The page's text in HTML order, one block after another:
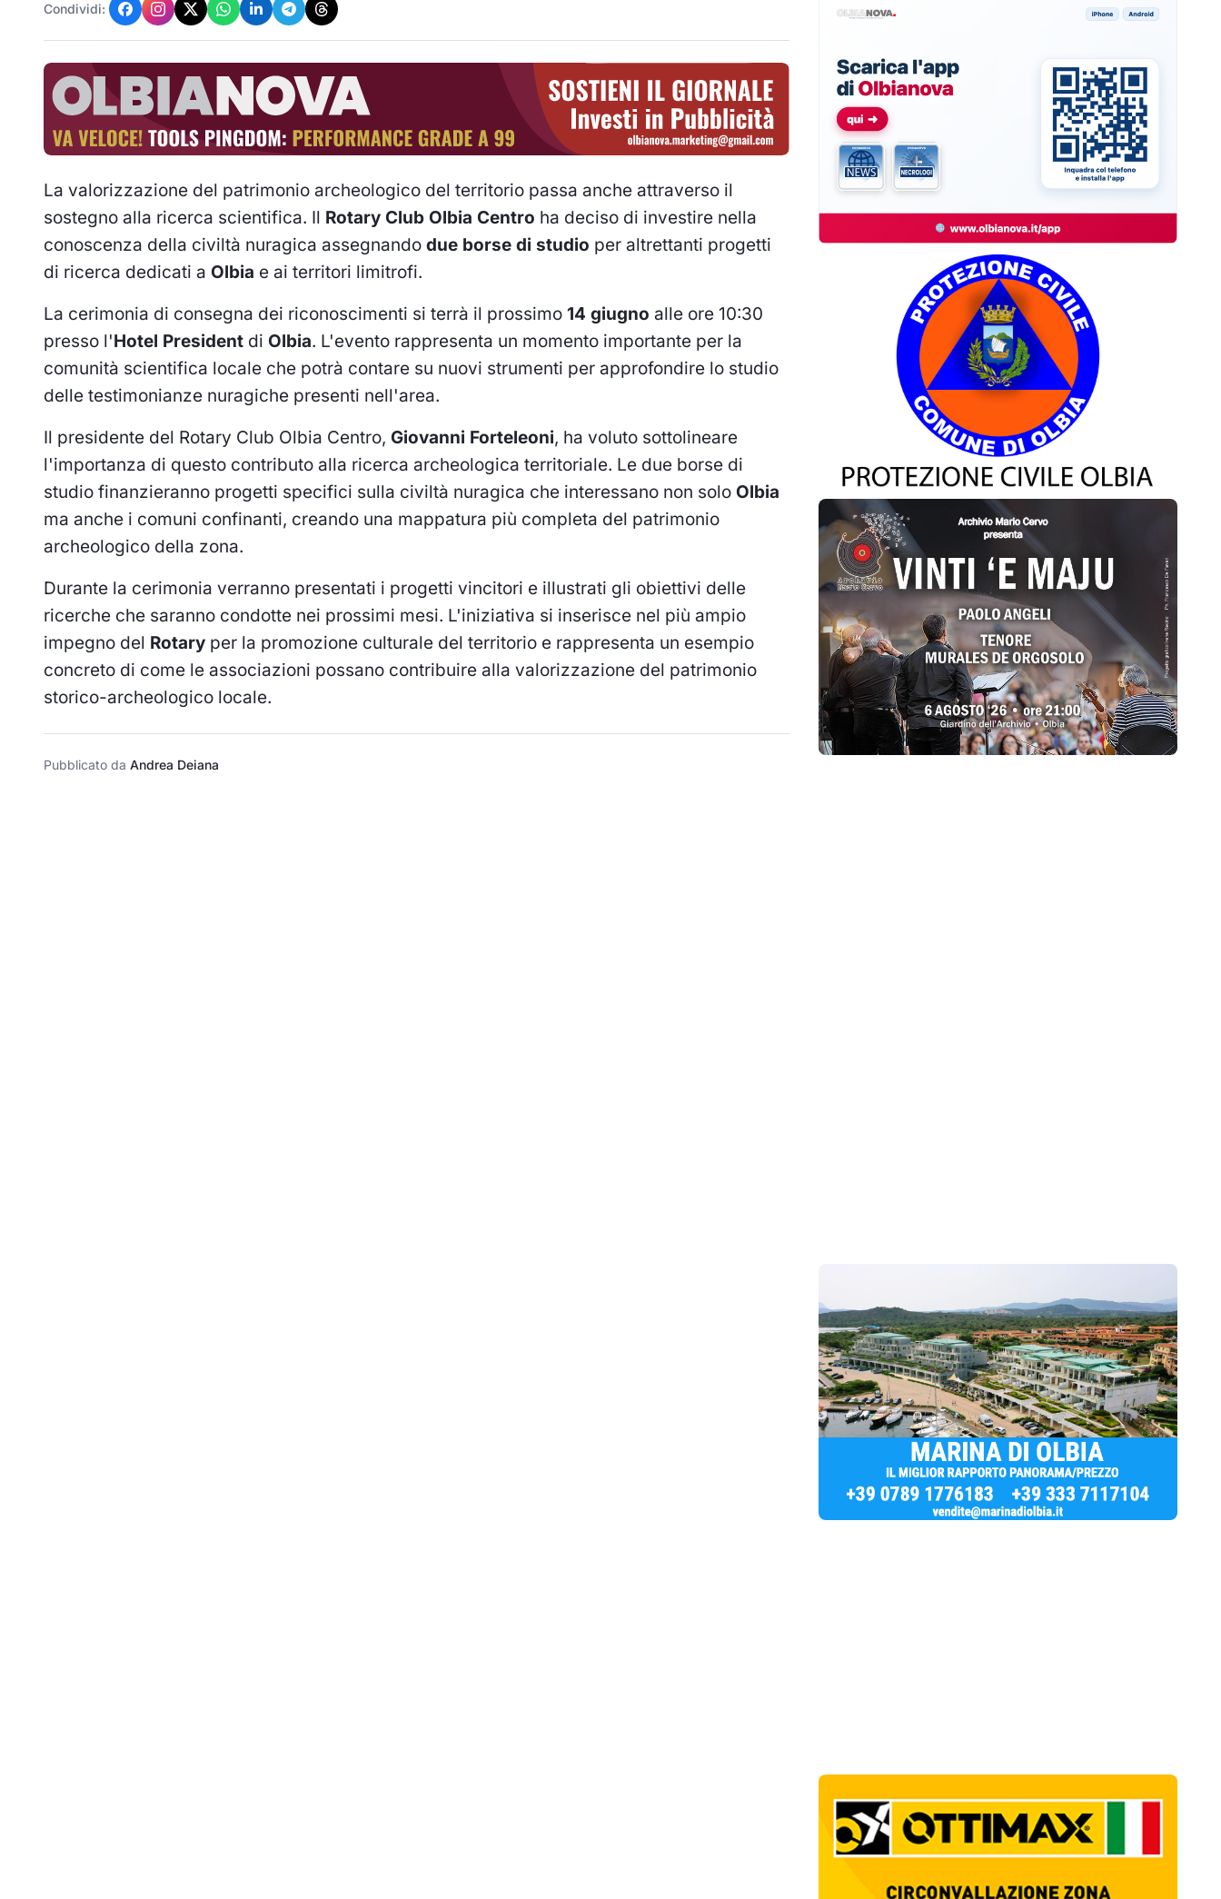
Condividi:
La valorizzazione del patrimonio archeologico del territorio passa anche attraverso il
sostegno alla ricerca scientifica. Il Rotary Club Olbia Centro ha deciso di investire nella
conoscenza della civiltà nuragica assegnando due borse di studio per altrettanti progetti
di ricerca dedicati a Olbia e ai territori limitrofi.
La cerimonia di consegna dei riconoscimenti si terrà il prossimo 14 giugno alle ore 10:30
presso l'Hotel President di Olbia. L'evento rappresenta un momento importante per la
comunità scientifica locale che potrà contare su nuovi strumenti per approfondire lo studio
delle testimonianze nuragiche presenti nell'area.
Il presidente del Rotary Club Olbia Centro, Giovanni Forteleoni, ha voluto sottolineare
l'importanza di questo contributo alla ricerca archeologica territoriale. Le due borse di
studio finanzieranno progetti specifici sulla civiltà nuragica che interessano non solo Olbia
ma anche i comuni confinanti, creando una mappatura più completa del patrimonio
archeologico della zona.
Durante la cerimonia verranno presentati i progetti vincitori e illustrati gli obiettivi delle
ricerche che saranno condotte nei prossimi mesi. L'iniziativa si inserisce nel più ampio
impegno del Rotary per la promozione culturale del territorio e rappresenta un esempio
concreto di come le associazioni possano contribuire alla valorizzazione del patrimonio
storico-archeologico locale.
Pubblicato da Andrea Deiana